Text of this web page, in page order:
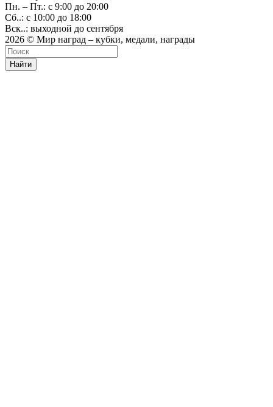
Пн. – Пт.: с 9:00 до 20:00
Сб..: с 10:00 до 18:00
Вск..: выходной до сентября
2026 © Мир наград – кубки, медали, награды
Найти